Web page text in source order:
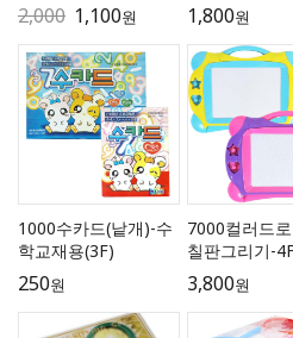
2,000 1,100원 1,800원
1000수카드(낱개)-수
학교재용(3F)
250원
7000컬러드
칠판그리기-
3,800원